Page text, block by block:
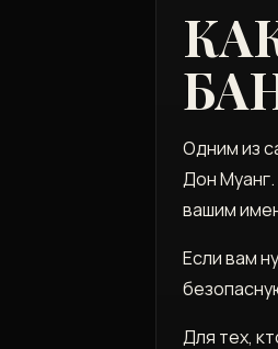
Одним из
Дон Муанг.
вашим
Если вам
Для тех,